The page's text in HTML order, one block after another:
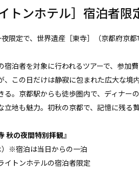
トンホテル］宿泊者限
限定で、世界遺産［東寺］（京都府京
宿泊者を対象に行われるツアーで、参加
、この日だけは静寂に包まれた広大な
る。京都駅からも徒歩圏内で、ディナー
地も魅力。初秋の京都で、記憶に残る
秋の夜間特別拝観』
※宿泊は当日からの一泊
トンホテルの宿泊者限定